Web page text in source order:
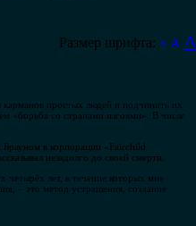
Размер шрифта: A A A
карманов простых людей и подчинить их
«борьба со странами изгоями». В числе
Брауном в корпорации «Fairchild
незадолго до своей смерти.
четырёх лет, в течение которых мне
– это метод устрашения, создание